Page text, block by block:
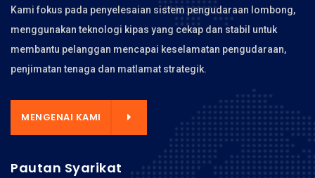
Kami fokus pada penyelesaian sistem pengudaraan lombong,
menggunakan teknologi kipas yang cekap dan stabil untuk
membantu pelanggan mencapai keselamatan pengudaraan,
penjimatan tenaga dan matlamat strategik.
MENGENAI KAMI
Pautan Syarikat